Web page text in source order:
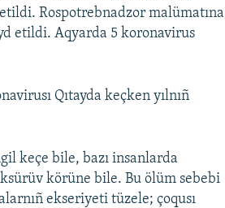
Rospotrebnadzor malümatına
etildi. Aqyarda 5 koronavirus
Qıtayda keçken yılnıñ
keçe bile, bazı insanlarda
körüne bile. Bu ölüm sebebi
ekseriyeti tüzele; çoqusı